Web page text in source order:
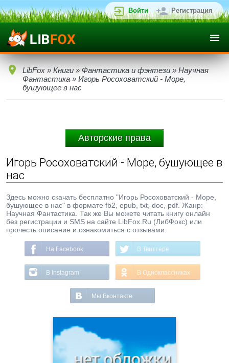
Войти Регистрация
LibFox » Книги » Фантастика и фэнтези » Научная
Фантастика » Игорь Росоховатский - Море,
бушующее в нас
Авторские права
Игорь Росоховатский - Море, бушующее в
нас
Здесь можно скачать бесплатно "Игорь Росоховатский - Море,
бушующее в нас" в формате fb2, epub, txt, doc, pdf. Жанр:
Научная Фантастика. Так же Вы можете читать книгу онлайн
без регистрации и SMS на сайте LibFox.Ru (ЛибФокс) или
прочесть описание и ознакомиться с отзывами.
На Facebook В Твиттере
В Instagram В Одноклассниках
Мы Вконтакте